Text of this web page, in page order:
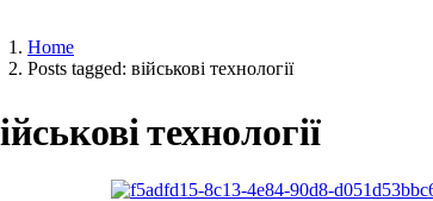
Home
Posts tagged: військові технології
технології